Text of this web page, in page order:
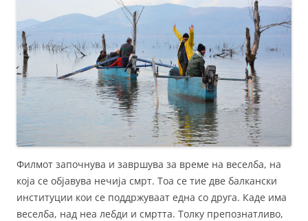
Филмот започнува и завршува за време на веселба, на
која се објавува нечија смрт. Тоа се тие две балкански
институции кои се поддржуваат една со друга. Каде има
веселба, над неа лебди и смртта. Толку препознатливо,